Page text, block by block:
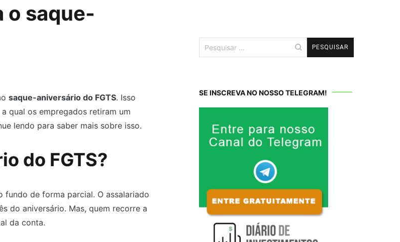
o saque-
saque-aniversário do FGTS. Isso
qual os empregados retiram um
lendo para saber mais sobre isso.
do FGTS?
de forma parcial. O assalariado
do aniversário. Mas, quem recorre a
da conta.
por:
SE INSCREVA NO NOSSO TELEGRAM!